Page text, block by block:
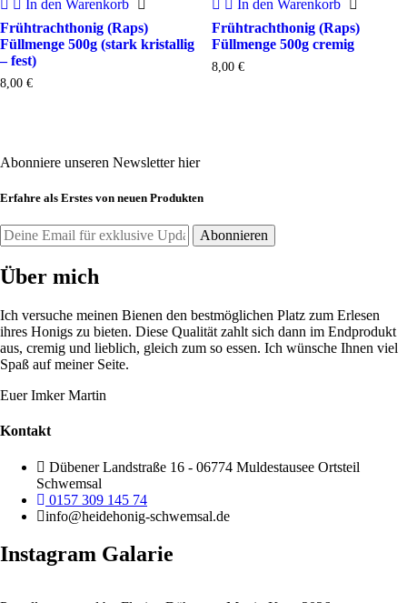
In den Warenkorb
Frühtrachthonig (Raps)
Füllmenge 500g (stark kristallig
– fest)
8,00 €
In den Warenkorb
Frühtrachthonig (Raps)
Füllmenge 500g cremig
8,00 €
Abonniere unseren Newsletter hier
Erfahre als Erstes von neuen Produkten
Über mich
Ich versuche meinen Bienen den bestmöglichen Platz zum Erlesen
ihres Honigs zu bieten. Diese Qualität zahlt sich dann im Endprodukt
aus, cremig und lieblich, gleich zum so essen. Ich wünsche Ihnen viel
Spaß auf meiner Seite.
Euer Imker Martin
Kontakt
Dübener Landstraße 16 - 06774 Muldestausee Ortsteil
Schwemsal
0157 309 145 74
info@heidehonig-schwemsal.de
Instagram Galarie